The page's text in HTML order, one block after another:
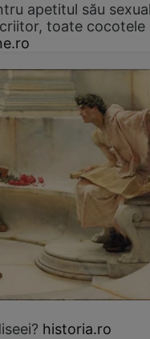
apetitul său
toate cocotele
historia.ro